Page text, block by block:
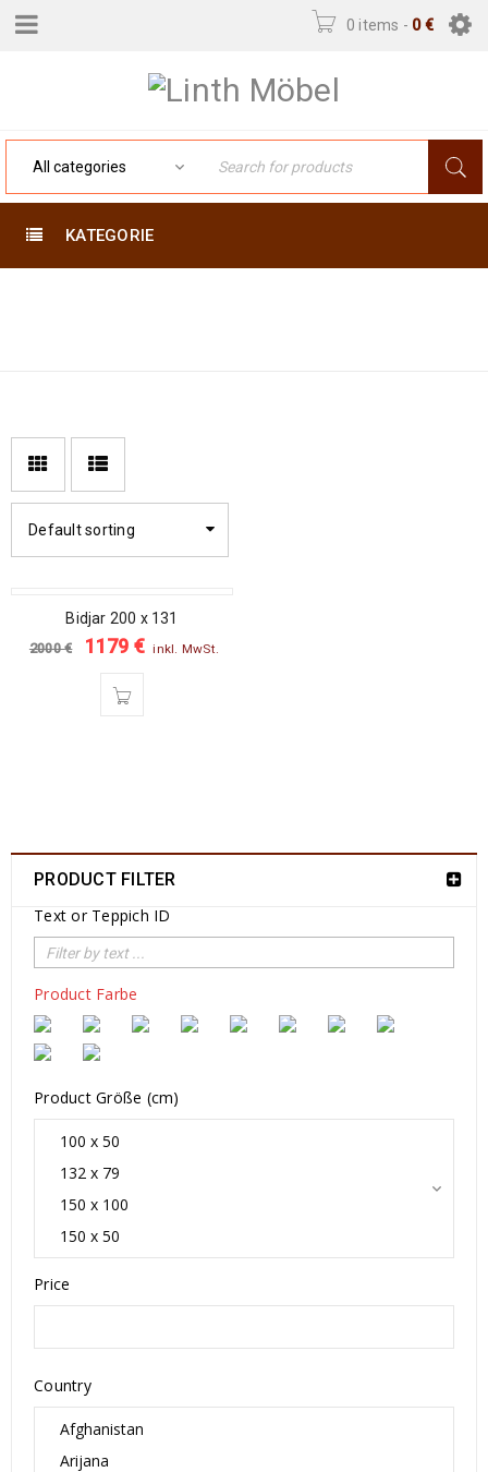
0 items - 0€
KATEGORIE
Default sorting
Bidjar 200 x 131
2000€ 1179 € inkl. MwSt.
PRODUCT FILTER
Text or Teppich ID
Product Farbe
Product Größe (cm)
Price
Country